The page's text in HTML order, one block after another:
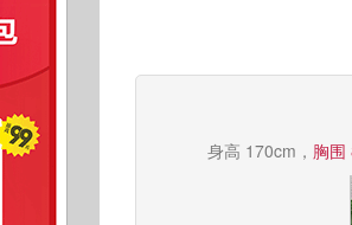
身高 170cm， 胸围